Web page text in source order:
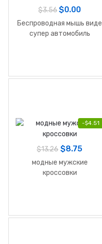
$3.56 $0.00
Беспроводная мышь виде
супер автомобиль
-$4.51
$13.26 $8.75
модные мужские
кроссовки